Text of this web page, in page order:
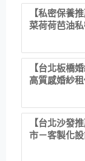
【私密保養
菜荷荷芭油
【台北板橋
高質感婚紗
【台北沙發
市－客製化設
直營直銷、